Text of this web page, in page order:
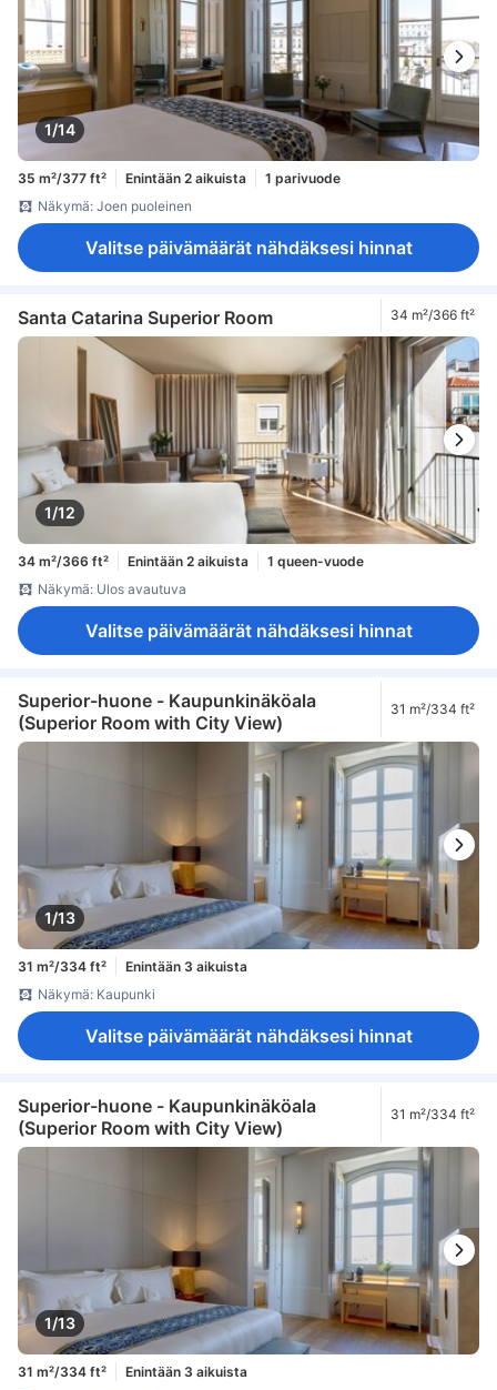
1/14
35 m²/377 ft² Enintään 2 aikuista
1 parivuode
Näkymä: Joen puoleinen
Valitse päivämäärät nähdäksesi hinnat
Santa Catarina Superior Room 34 m²/366 ft²
1/12
34 m²/366 ft² Enintään 2 aikuista
1 queen-vuode
Näkymä: Ulos avautuva
Valitse päivämäärät nähdäksesi hinnat
Superior-huone - Kaupunkinäköala
(Superior Room with City View)
31 m²/334 ft²
1/13
31 m²/334 ft²
Enintään 3 aikuista
Näkymä: Kaupunki
Valitse päivämäärät nähdäksesi hinnat
Superior-huone - Kaupunkinäköala
(Superior Room with City View)
31 m²/334 ft²
1/13
31 m²/334 ft²
Enintään 3 aikuista